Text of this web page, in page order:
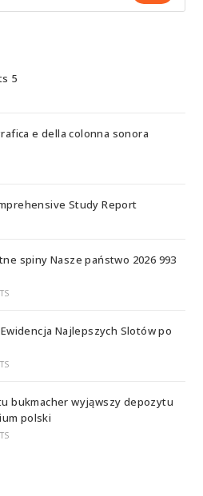
5
e della colonna sonora
Study Report
spiny Nasze państwo 2026 993
Najlepszych Slotów po
bukmacher wyjąwszy depozytu
polski